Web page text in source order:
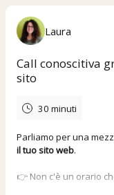
Laura
Call conoscitiva
sito
30 minuti
Parliamo per una
il tuo sito web.
👉 Non c'è un orario